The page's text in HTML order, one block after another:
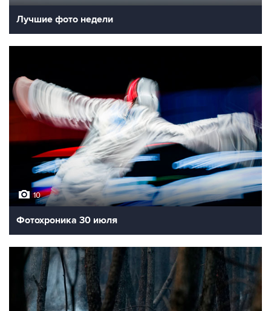
Лучшие фото недели
10
Фотохроника 30 июля